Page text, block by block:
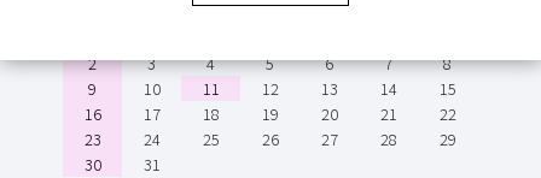
火 水 木
2
3 4 5 6 7
8
9
10 11 12 13 14
15
16
17 18 19 20 21
22
23
24 25 26 27 28
29
30
31